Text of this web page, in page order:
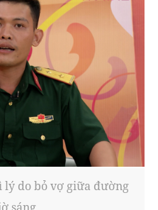
lý do bỏ vợ giữa đường